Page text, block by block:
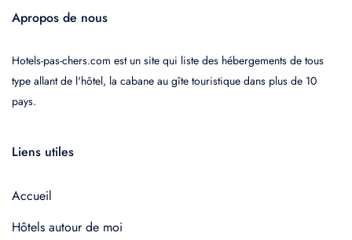
Apropos de nous
Hotels-pas-chers.com est un site qui liste des hébergements de tous
type allant de l'hôtel, la cabane au gîte touristique dans plus de 10
pays.
Liens utiles
Accueil
Hôtels autour de moi